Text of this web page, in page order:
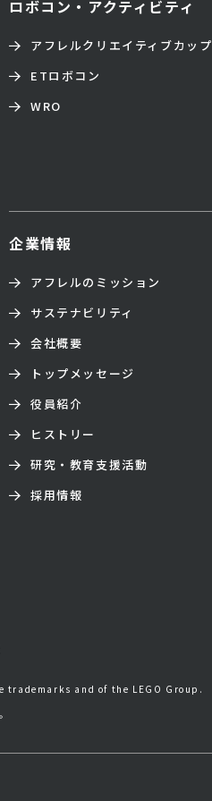
ロボコン・アクティビティ
アフレルクリエイティブカップ
ETロボコン
WRO
企業情報
アフレルのミッション
サステナビリティ
会社概要
トップメッセージ
役員紹介
ヒストリー
研究・教育支援活動
採用情報
trademarks and of the LEGO Group.